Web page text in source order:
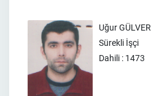
Uğur GÜLVER
Sürekli İşçi
Dahili : 1473